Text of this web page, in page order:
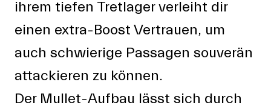
ihrem tiefen Tretlager verleiht dir
einen extra-Boost Vertrauen, um
auch schwierige Passagen souverän
attackieren zu können.
Der Mullet-Aufbau lässt sich durch